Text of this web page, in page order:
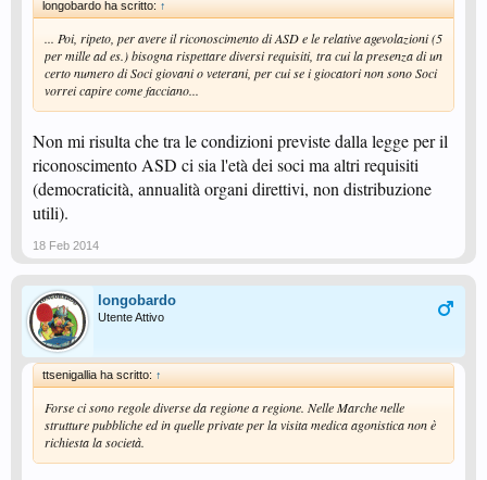
longobardo ha scritto: ↑
... Poi, ripeto, per avere il riconoscimento di ASD e le relative agevolazioni (5
per mille ad es.) bisogna rispettare diversi requisiti, tra cui la presenza di un
certo numero di Soci giovani o veterani, per cui se i giocatori non sono Soci
vorrei capire come facciano...
Non mi risulta che tra le condizioni previste dalla legge per il
riconoscimento ASD ci sia l'età dei soci ma altri requisiti
(democraticità, annualità organi direttivi, non distribuzione
utili).
18 Feb 2014
longobardo
Utente Attivo
ttsenigallia ha scritto: ↑
Forse ci sono regole diverse da regione a regione. Nelle Marche nelle
strutture pubbliche ed in quelle private per la visita medica agonistica non è
richiesta la società.